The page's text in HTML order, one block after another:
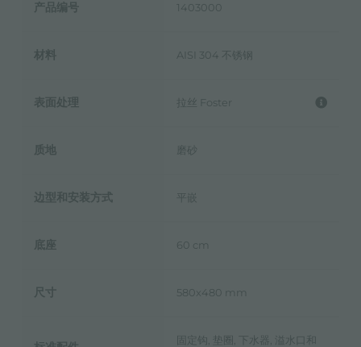
产品编号 1403000
材料 AISI 304 不锈钢
表面处理 拉丝 Foster
质地 磨砂
边型和安装方式 平嵌
底座 60 cm
尺寸 580x480 mm
固定钩, 垫圈, 下水器, 溢水口和